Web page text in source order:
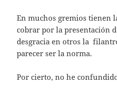
En muchos gremios tienen
cobrar por la presentación
desgracia en otros la
parecer ser la norma.
Por cierto, no he